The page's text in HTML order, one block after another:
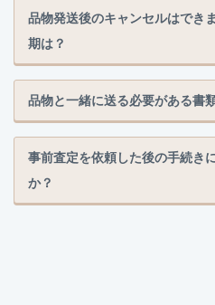
品物発送後のキャンセルはでき
期は？
品物と一緒に送る必要がある書
事前査定を依頼した後の手続き
か？